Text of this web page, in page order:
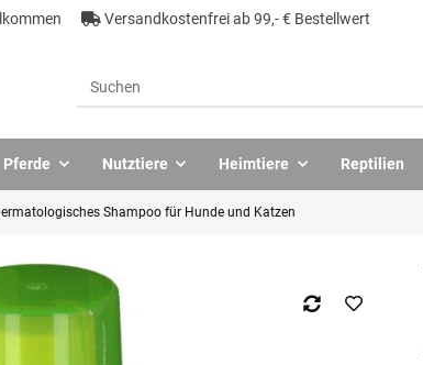
Versandkostenfrei ab 99,- € Bestellwert
Pferde Nutztiere Heimtiere Reptilien
Shampoo für Hunde und Katzen